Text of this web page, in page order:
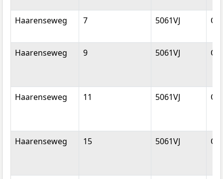
Haarenseweg 7 5061VJ
Haarenseweg 9 5061VJ
Haarenseweg 11 5061VJ
Haarenseweg 15 5061VJ